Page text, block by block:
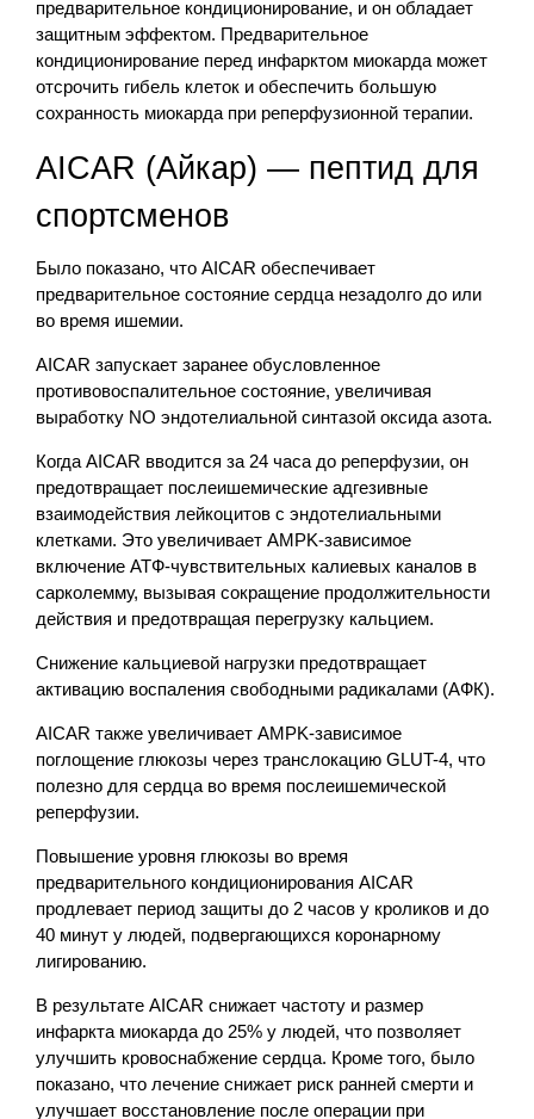
предварительное кондиционирование, и он обладает
защитным эффектом. Предварительное
кондиционирование перед инфарктом миокарда может
отсрочить гибель клеток и обеспечить большую
сохранность миокарда при реперфузионной терапии.
AICAR (Айкар) — пептид для
спортсменов
Было показано, что AICAR обеспечивает
предварительное состояние сердца незадолго до или
во время ишемии.
AICAR запускает заранее обусловленное
противовоспалительное состояние, увеличивая
выработку NO эндотелиальной синтазой оксида азота.
Когда AICAR вводится за 24 часа до реперфузии, он
предотвращает послеишемические адгезивные
взаимодействия лейкоцитов с эндотелиальными
клетками. Это увеличивает AMPK-зависимое
включение АТФ-чувствительных калиевых каналов в
сарколемму, вызывая сокращение продолжительности
действия и предотвращая перегрузку кальцием.
Снижение кальциевой нагрузки предотвращает
активацию воспаления свободными радикалами (АФК).
AICAR также увеличивает AMPK-зависимое
поглощение глюкозы через транслокацию GLUT-4, что
полезно для сердца во время послеишемической
реперфузии.
Повышение уровня глюкозы во время
предварительного кондиционирования AICAR
продлевает период защиты до 2 часов у кроликов и до
40 минут у людей, подвергающихся коронарному
лигированию.
В результате AICAR снижает частоту и размер
инфаркта миокарда до 25% у людей, что позволяет
улучшить кровоснабжение сердца. Кроме того, было
показано, что лечение снижает риск ранней смерти и
улучшает восстановление после операции при